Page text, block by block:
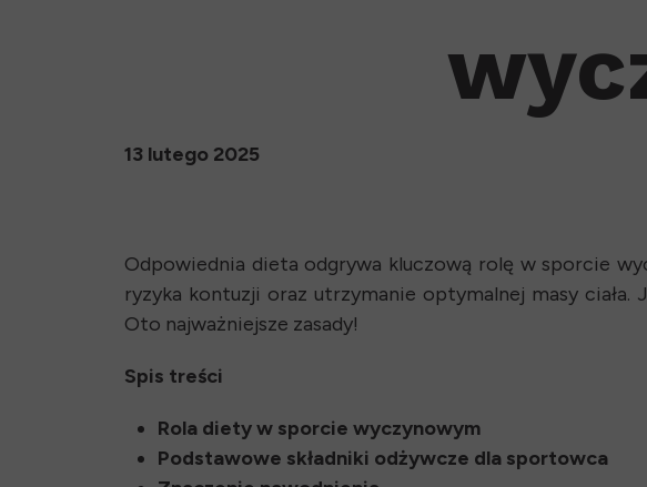
13 lutego 2025
Odpowiednia dieta odgrywa kluczową rolę w sporcie
ryzyka kontuzji oraz utrzymanie optymalnej masy
Oto najważniejsze zasady!
Spis treści
Rola diety w sporcie wyczynowym
Podstawowe składniki odżywcze dla sportowca